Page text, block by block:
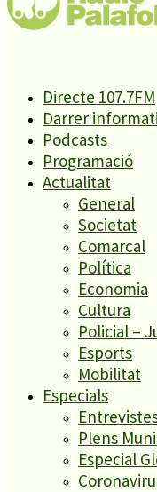
Directe 107.7FM
Darrer
Podcasts
Programació
Actualitat
General
Societat
Comarcal
Política
Economia
Cultura
Policial –
Esports
Mobilitat
Especials
Plens
Especial
A partir
SUBSCRIURE’M
És tendència ara
Tanquen un local
ESPORTS CAP
Un historiador
Els veïns de
Un grup de
El més llegit
ESPORTS CAP